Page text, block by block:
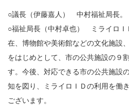
○議長（伊藤嘉人） 中村福祉局長。
○福祉局長（中村卓也） ミライロＩ
在、博物館や美術館などの文化施設
をはじめとして、市の公共施設の９
す。今後、対応できる市の公共施設
知を図り、ミライロＩＤの利用を働
ございます。